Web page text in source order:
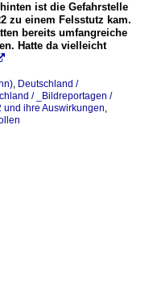
ist die Gefahrstelle
zu einem Felsstutz kam.
bereits umfangreiche
Hatte da vielleicht
, Deutschland /
/ _Bildreportagen /
und ihre Auswirkungen,